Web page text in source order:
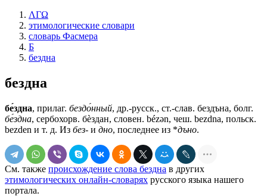
ΛΓΩ
этимологические словари
словарь Фасмера
Б
бездна
бездна
бе́здна, прилаг. бездо́нный, др.-русск., ст.-слав. бездъна, болг.
бе́здна, сербохорв. бѐздан, словен. bézǝn, чеш. bezdna, польск.
bezden и т. д. Из без- и дно, последнее из *дъно.
См. также происхождение слова бездна в других
этимологических онлайн-словарях русского языка нашего
портала.